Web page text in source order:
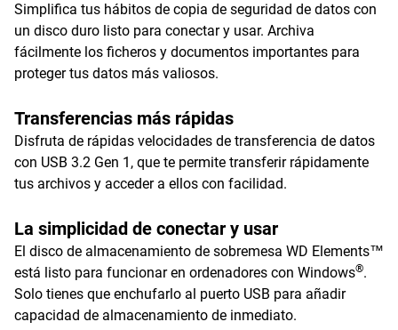
Simplifica tus hábitos de copia de seguridad de datos con
un disco duro listo para conectar y usar. Archiva
fácilmente los ficheros y documentos importantes para
proteger tus datos más valiosos.
Transferencias más rápidas
Disfruta de rápidas velocidades de transferencia de datos
con USB 3.2 Gen 1, que te permite transferir rápidamente
tus archivos y acceder a ellos con facilidad.
La simplicidad de conectar y usar
El disco de almacenamiento de sobremesa WD Elements™
está listo para funcionar en ordenadores con Windows®.
Solo tienes que enchufarlo al puerto USB para añadir
capacidad de almacenamiento de inmediato.